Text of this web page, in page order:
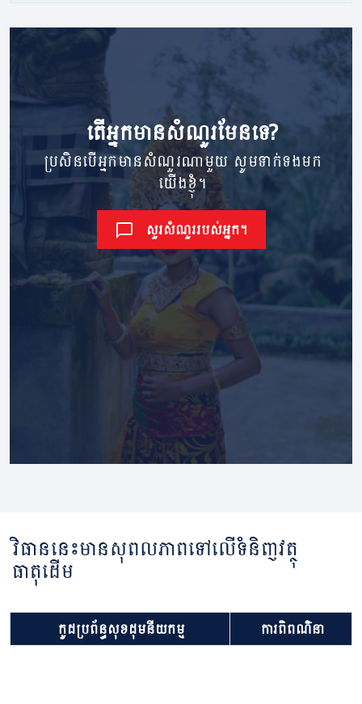
តើ​អ្នក​មាន​សំណួរ​មែនទេ?
ប្រសិនបើអ្នកមានសំណួរណាមួយ សូមទាក់ទងមក
យើងខ្ញុំ។
សួរសំណួររបស់អ្នក។
វិធាននេះមានសុពលភាពទៅលើទំនិញវត្ថុ
ធាតុដើម
កូដប្រព័ន្ធសុខដុមនីយកម្ម ការពិពណ៌នា